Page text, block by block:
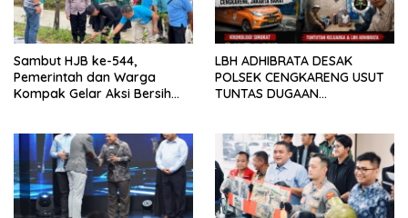
Sambut HJB ke-544,
Pemerintah dan Warga
Kompak Gelar Aksi Bersih
LBH ADHIBRATA DESAK
POLSEK CENGKARENG USUT
TUNTAS DUGAAN